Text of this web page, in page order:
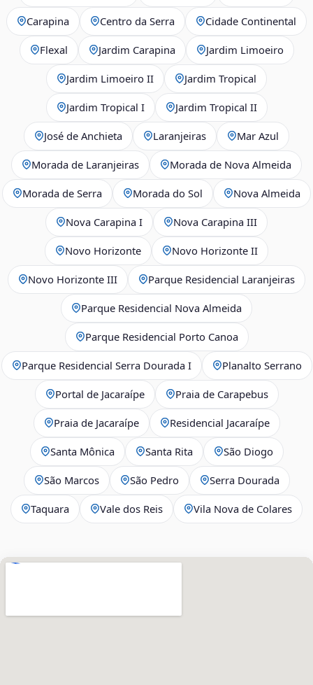
Carapina Centro da Serra Cidade Continental
Flexal Jardim Carapina Jardim Limoeiro
Jardim Limoeiro II Jardim Tropical
Jardim Tropical I Jardim Tropical II
José de Anchieta Laranjeiras Mar Azul
Morada de Laranjeiras Morada de Nova Almeida
Morada de Serra Morada do Sol Nova Almeida
Nova Carapina I Nova Carapina III
Novo Horizonte Novo Horizonte II
Novo Horizonte III Parque Residencial Laranjeiras
Parque Residencial Nova Almeida
Parque Residencial Porto Canoa
Parque Residencial Serra Dourada I Planalto Serrano
Portal de Jacaraípe Praia de Carapebus
Praia de Jacaraípe Residencial Jacaraípe
Santa Mônica Santa Rita São Diogo
São Marcos São Pedro Serra Dourada
Taquara Vale dos Reis Vila Nova de Colares